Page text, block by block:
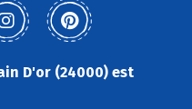
D'or (24000) est